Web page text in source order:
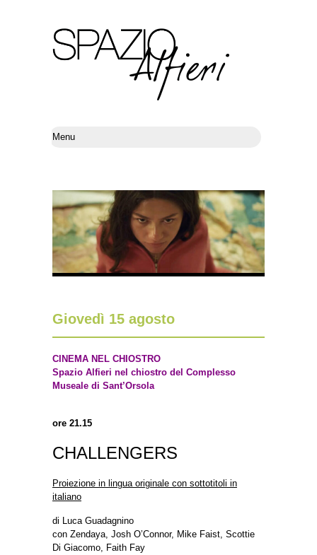
Giovedì 15 agosto
CINEMA NEL CHIOSTRO
Spazio Alfieri nel chiostro del Complesso
Museale di Sant’Orsola
ore 21.15
CHALLENGERS
Proiezione in lingua originale con sottotitoli in
italiano
di Luca Guadagnino
con Zendaya, Josh O’Connor, Mike Faist, Scottie
Di Giacomo, Faith Fay